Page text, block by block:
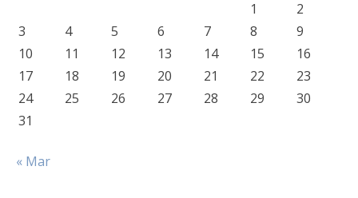
1
2
3
4 5 6 7 8
9
10
11 12 13 14 15
16
17
18 19 20 21 22
23
24
25 26 27 28 29
30
31
« Mar